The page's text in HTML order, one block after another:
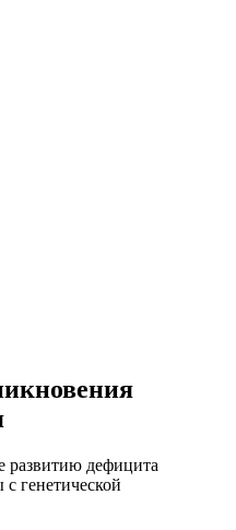
развитию дефицита
генетической